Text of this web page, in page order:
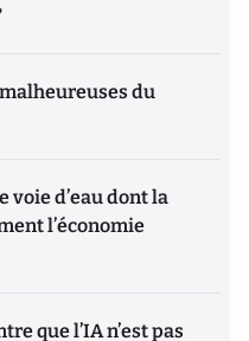
du
voie d’eau dont la
l’économie
que l’IA n’est pas